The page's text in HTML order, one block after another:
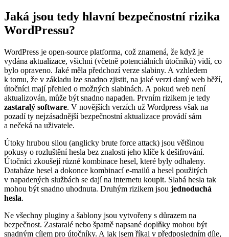
Jaká jsou tedy hlavní bezpečnostní rizika
WordPressu?
WordPress je open-source platforma, což znamená, že když je
vydána aktualizace, všichni (včetně potenciálních útočníků) vidí, co
bylo opraveno. Jaké měla předchozí verze slabiny. A vzhledem
k tomu, že v základu lze snadno zjistit, na jaké verzi daný web běží,
útočníci mají přehled o možných slabinách. A pokud web není
aktualizován, může být snadno napaden. Prvním rizikem je tedy
zastaralý software. V novějších verzích už Wordpress však na
pozadí ty nejzásadnější bezpečnostní aktualizace provádí sám
a nečeká na uživatele.
Útoky hrubou silou (anglicky brute force attack) jsou většinou
pokusy o rozluštění hesla bez znalosti jeho klíče k dešifrování.
Útočníci zkoušejí různé kombinace hesel, které byly odhaleny.
Databáze hesel a dokonce kombinací e-mailů a hesel použitých
v napadených službách se dají na internetu koupit. Slabá hesla tak
mohou být snadno uhodnuta. Druhým rizikem jsou jednoduchá
hesla.
Ne všechny pluginy a šablony jsou vytvořeny s důrazem na
bezpečnost. Zastaralé nebo špatně napsané doplňky mohou být
snadným cílem pro útočníky. A jak jsem říkal v předposledním díle,